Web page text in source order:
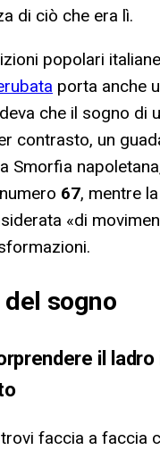
di ciò che era lì.
popolari
porta anche
che il sogno di
contrasto, un
Smorfia
67, mentre
«di
sogno
il ladro
faccia a faccia